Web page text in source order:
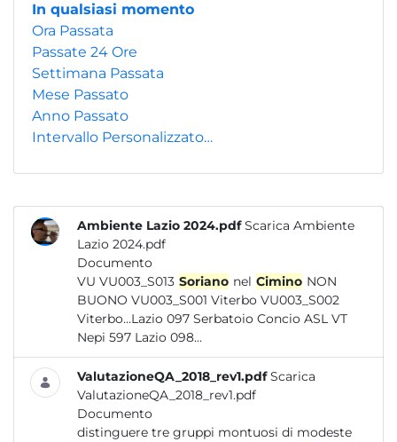
In qualsiasi momento
Ora Passata
Passate 24 Ore
Settimana Passata
Mese Passato
Anno Passato
Intervallo Personalizzato…
Ambiente Lazio 2024.pdf Scarica Ambiente
Lazio 2024.pdf
Documento
VU VU003_S013 Soriano nel Cimino
BUONO VU003_S001 Viterbo VU003_S002
Viterbo...Lazio 097 Serbatoio Concio ASL VT
Nepi 597 Lazio 098...
ValutazioneQA_2018_rev1.pdf Scarica
ValutazioneQA_2018_rev1.pdf
Documento
distinguere tre gruppi montuosi di modeste